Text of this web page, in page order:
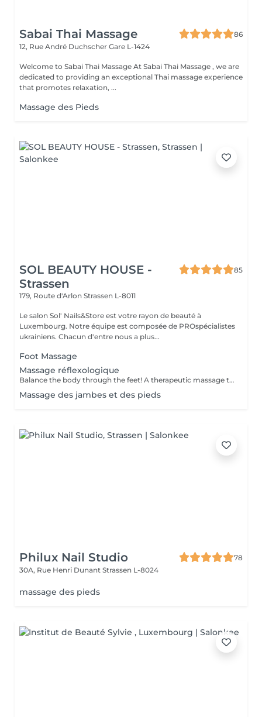
Sabai Thai Massage
86
12, Rue André Duchscher Gare L-1424
Welcome to Sabai Thai Massage At Sabai Thai Massage , we are
dedicated to providing an exceptional Thai massage experience
that promotes relaxation, ...
Massage des Pieds
SOL BEAUTY HOUSE -
Strassen
85
179, Route d'Arlon Strassen L-8011
Le salon Sol' Nails&Store est votre rayon de beauté à
Luxembourg. Notre équipe est composée de PROspécialistes
ukrainiens. Chacun d'entre nous a plus...
Foot Massage
Massage réflexologique
Balance the body through the feet! A therapeutic massage that applies pressure to specific reflex points on the feet, corresponding to different organs and systems in the body. Promotes relaxation, boosts circulation, and supports overall wellness.
Massage des jambes et des pieds
Philux Nail Studio
78
30A, Rue Henri Dunant Strassen L-8024
massage des pieds